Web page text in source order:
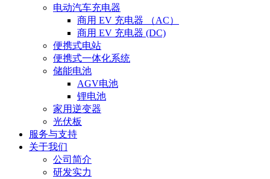
电动汽车充电器
商用 EV 充电器 （AC）
商用 EV 充电器 (DC)
便携式电站
便携式一体化系统
储能电池
AGV电池
锂电池
家用逆变器
光伏板
服务与支持
关于我们
公司简介
研发实力